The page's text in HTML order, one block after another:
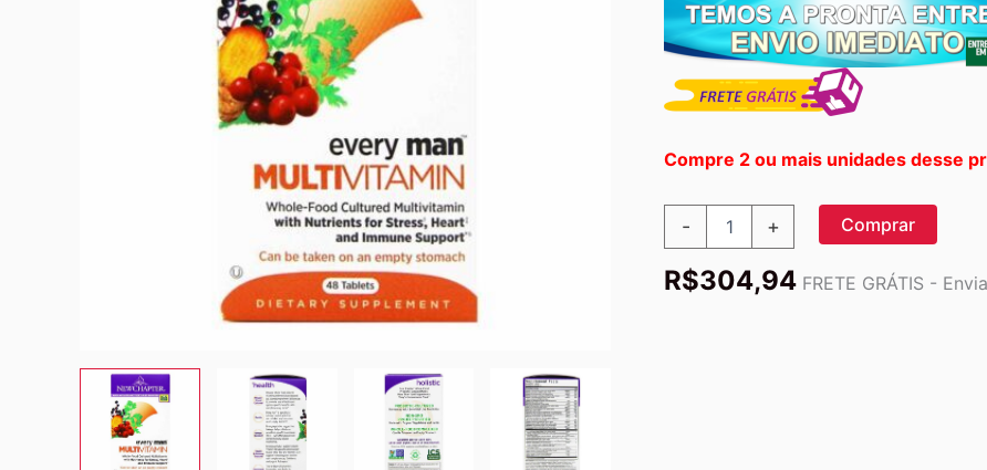
Compre 2 ou mais unidades desse
-
Man
+ Comprar
R$304,94 FRETE GRÁTIS -